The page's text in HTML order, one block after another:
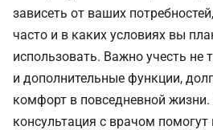
зависеть от ваших
часто и в каких условиях вы
использовать. Важно учесть не
и дополнительные функции,
комфорт в повседневной
консультация с врачом